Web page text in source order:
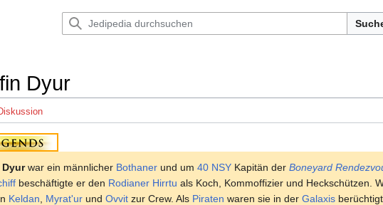
Dyur
war ein männlicher Bothaner und um 40 NSY Kapitän der Boneyard
beschäftigte er den Rodianer Hirrtu als Koch, Kommoffizier und Heckschützen.
Keldan Myrat'ur und Ovvit zur Crew. Als Piraten waren sie in der Galaxis berüchtigt.